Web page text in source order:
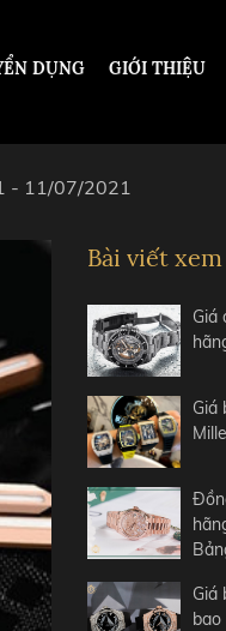
DỤNG GIỚI THIỆU
- 11/07/2021
Bài viết
Giá
Giá
Giá
bao